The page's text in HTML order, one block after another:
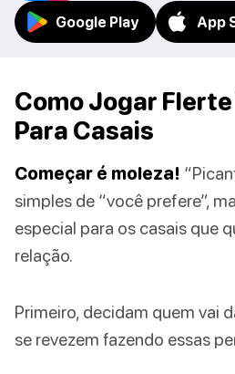
Google Play App
Como Jogar
Para Casais
Começar é moleza!
simples de “você prefere”,
especial para os casais que
relação.
Primeiro, decidam quem vai
se revezem fazendo essas